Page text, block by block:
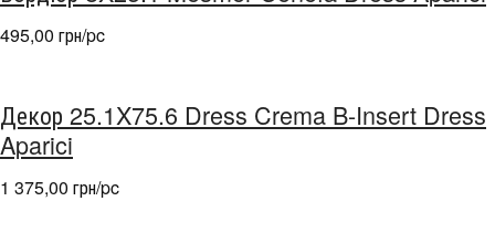
495,00 грн/pc
Декор 25.1X75.6 Dress Crema B-Insert Dress
Aparici
1 375,00 грн/pc